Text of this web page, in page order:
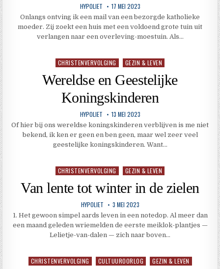
HYPOLIET 17 MEI 2023
Onlangs ontving ik een mail van een bezorgde katholieke
moeder. Zij zoekt een huis met een voldoend grote tuin uit
verlangen naar een overleving-moestuin. Als…
Geplaatst
CHRISTENVERVOLGING GEZIN & LEVEN
Wereldse en Geestelijke
Koningskinderen
HYPOLIET 13 MEI 2023
Of hier bij ons wereldse koningskinderen verblijven is me niet
bekend, ik ken er geen en ben geen, maar wel zeer veel
geestelijke koningskinderen. Want…
Geplaatst
CHRISTENVERVOLGING GEZIN & LEVEN
Van lente tot winter in de zielen
HYPOLIET 3 MEI 2023
1. Het gewoon simpel aards leven in een notedop. Al meer dan
een maand geleden wriemelden de eerste meiklok-plantjes —
Lelietje-van-dalen — zich naar boven…
Geplaatst
CHRISTENVERVOLGING CULTUUROORLOG GEZIN & LEVEN